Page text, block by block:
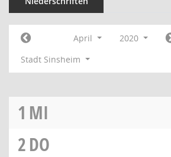
April 2020
Stadt Sinsheim
1 MI
2DO